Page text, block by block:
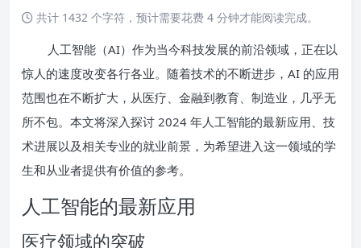
共计 1432 个字符，预计需要花费 4 分钟才能阅读完成。
人工智能（AI）作为当今科技发展的前沿领域，正在以
惊人的速度改变各行各业。随着技术的不断进步，AI 的应用
范围也在不断扩大，从医疗、金融到教育、制造业，几乎无
所不包。本文将深入探讨 2024 年人工智能的最新应用、技
术进展以及相关专业的就业前景，为希望进入这一领域的学
生和从业者提供有价值的参考。
人工智能的最新应用
医疗领域的突破